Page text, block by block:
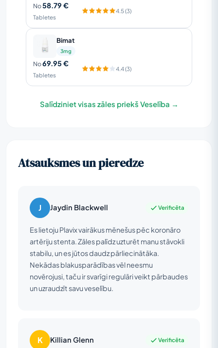
No58.79 €
Tabletes
4.5 (3)
Bimat
3mg
No69.95 €
Tabletes
4.4 (3)
Salīdziniet visas zāles priekš Veselība →
Atsauksmes un pieredze
J Jaydin Blackwell Verificēta
Es lietoju Plavix vairākus mēnešus pēc koronāro
artēriju stenta. Zāles palīdz uzturēt manu stāvokli
stabilu, un es jūtos daudz pārliecinātāka.
Nekādas blakusparādības vēl neesmu
novērojusi, taču ir svarīgi regulāri veikt pārbaudes
un uzraudzīt savu veselību.
K Killian Glenn Verificēta